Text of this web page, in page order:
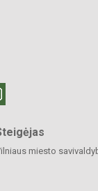
miesto